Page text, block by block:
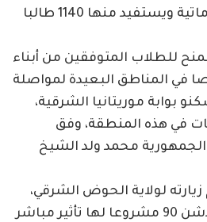
مختبر، وقاعات للمعلوماتية ويستفيد منها 1140 طالبا
للطلاب المتوفقين من أبناء
المناطق البعيدة لمواصلة
بوابة موريتانيا الشرقية،
في هذه المنطقة، وفق
محمد ولد الشيخ
لولاية الحوض الشرقي،
وهي زيارة أطلق فيها ودشن 90 مشروعا لها تأثير مباشر